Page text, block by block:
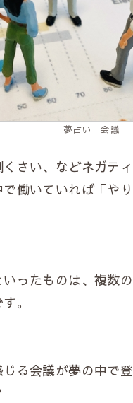
夢占い 会議
さい、などネガテ
働いていれば「や
ったものは、複数
。
る会議が夢の中で